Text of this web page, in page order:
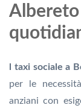
l taxi sociale a
per le
anziani con